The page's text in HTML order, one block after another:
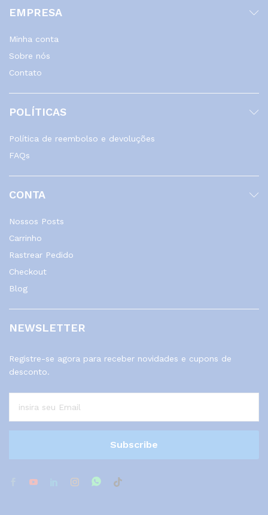
EMPRESA
Minha conta
Sobre nós
Contato
POLÍTICAS
Política de reembolso e devoluções
FAQs
CONTA
Nossos Posts
Carrinho
Rastrear Pedido
Checkout
Blog
NEWSLETTER
Registre-se agora para receber novidades e cupons de
desconto.